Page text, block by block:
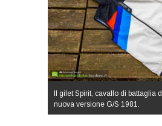
Il gilet Spirit, cavallo di battaglia
nuova versione G/S 1981.